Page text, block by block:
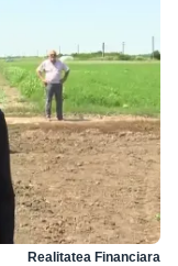
Realitatea Financiara